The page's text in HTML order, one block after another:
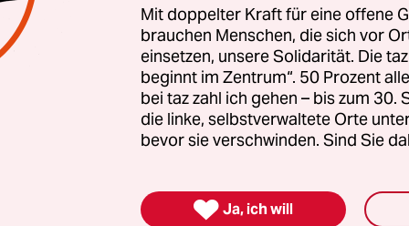
Mit doppelter Kraft für eine offene
brauchen Menschen, die sich vor
einsetzen, unsere Solidarität. Die
beginnt im Zentrum“. 50 Prozent
bei taz zahl ich gehen – bis zum
die linke, selbstverwaltete Orte
bevor sie verschwinden. Sind Sie
 Ja, ich will